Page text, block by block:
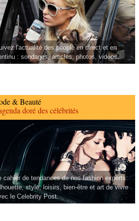
l'actualité des people en direct et en
: sondages, articles, photos, vidéos.
& Beauté
doré des célébrités
cahier de tendances de nos fashion experts:
style, loisirs, bien-être et art de vivre
le Celebrity Post.